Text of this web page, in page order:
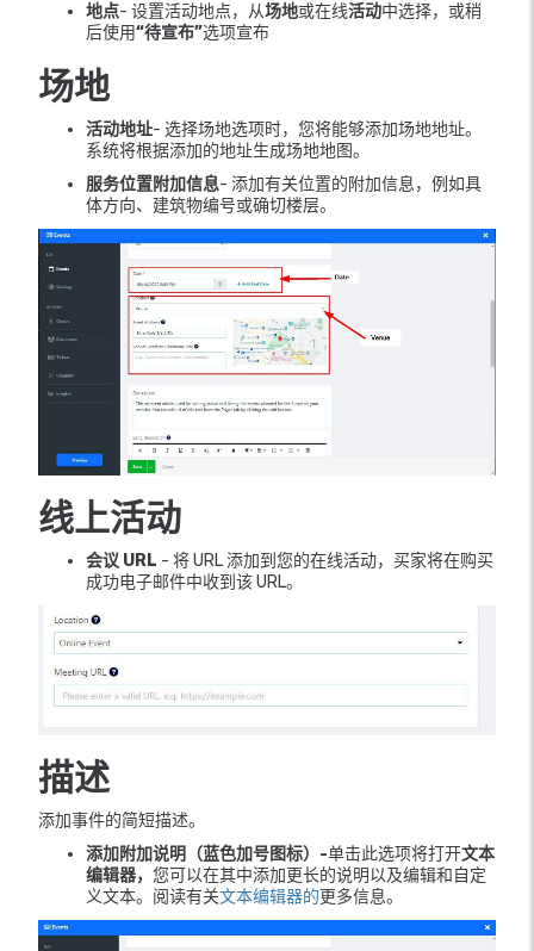
地点- 设置活动地点，从场地或在线活动中选择，或稍
后使用“待宣布”选项宣布
场地
活动地址- 选择场地选项时，您将能够添加场地地址。
系统将根据添加的地址生成场地地图。
服务位置附加信息- 添加有关位置的附加信息，例如具
体方向、建筑物编号或确切楼层。
线上活动
会议 URL - 将 URL 添加到您的在线活动，买家将在购买
成功电子邮件中收到该 URL。
描述
添加事件的简短描述。
添加附加说明（蓝色加号图标）-单击此选项将打开文本
编辑器， 您可以在其中添加更长的说明以及编辑和自定
义文本。阅读有关文本编辑器的更多信息。